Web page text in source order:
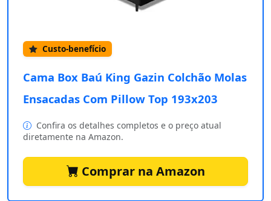
Custo-benefício
Cama Box Baú King Gazin Colchão Molas
Ensacadas Com Pillow Top 193x203
Confira os detalhes completos e o preço atual
diretamente na Amazon.
Comprar na Amazon